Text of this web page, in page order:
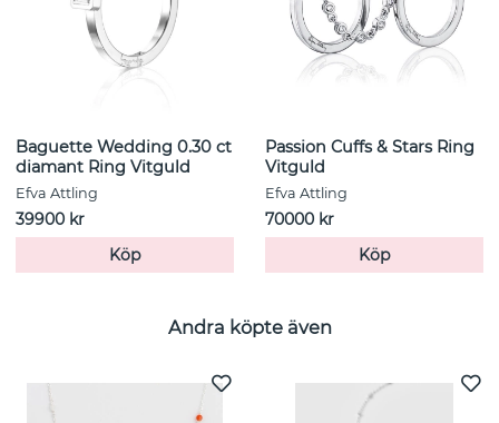
Baguette Wedding 0.30 ct
diamant Ring Vitguld
Efva Attling
39900 kr
Köp
Passion Cuffs & Stars Ring
Vitguld
Efva Attling
70000 kr
Köp
Andra köpte även